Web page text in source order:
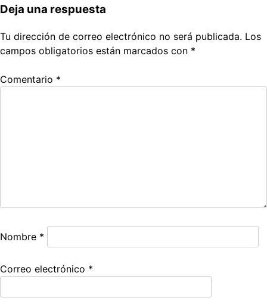
Deja una respuesta
Tu dirección de correo electrónico no será publicada. Los
campos obligatorios están marcados con *
Comentario *
Nombre *
Correo electrónico *